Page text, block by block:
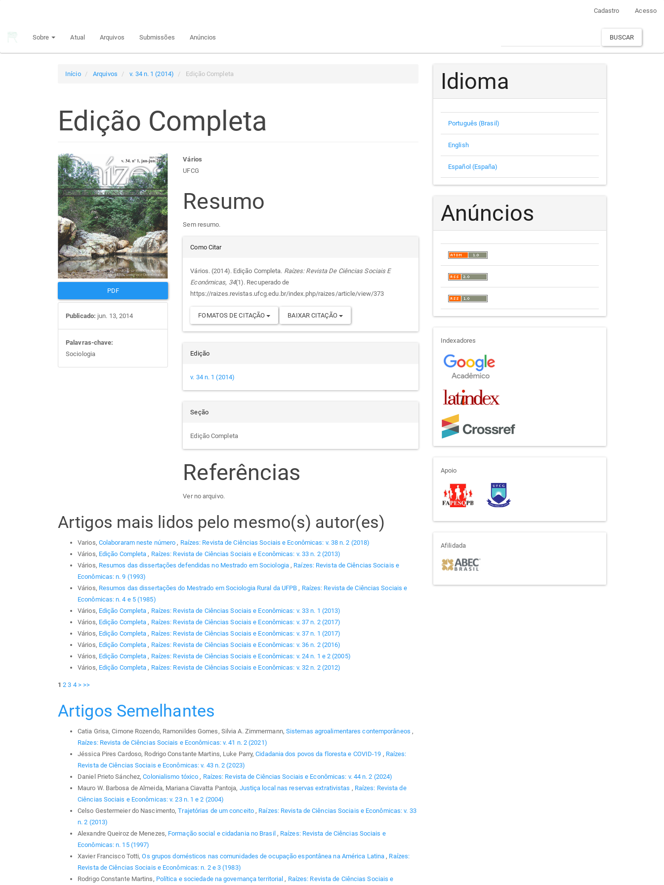
principal
Cadastro Acesso
Sobre Atual Arquivos Submissões Anúncios BUSCAR
Início Arquivos v. 34 n. 1 (2014) Edição Completa
Edição Completa
Barra
lateral
de
artigos
PDF
Publicado: jun. 13, 2014
Palavras-chave:
Sociologia
Conteúdo
do
artigo
principal
Vários
UFCG
Resumo
Sem resumo.
Detalhes
do
artigo
Como Citar
Vários. (2014). Edição Completa. Raízes: Revista De Ciências Sociais E
Econômicas, 34(1). Recuperado de
https://raizes.revistas.ufcg.edu.br/index.php/raizes/article/view/373
FOMATOS DE CITAÇÃO BAIXAR CITAÇÃO
Edição
v. 34 n. 1 (2014)
Seção
Edição Completa
Referências
Ver no arquivo.
Artigos mais lidos pelo mesmo(s) autor(es)
Varios, Colaboraram neste número, Raízes: Revista de Ciências Sociais e Econômicas: v. 38 n. 2 (2018)
Vários, Edição Completa, Raízes: Revista de Ciências Sociais e Econômicas: v. 33 n. 2 (2013)
Vários, Resumos das dissertações defendidas no Mestrado em Sociologia, Raízes: Revista de Ciências Sociais e
Econômicas: n. 9 (1993)
Vários, Resumos das dissertações do Mestrado em Sociologia Rural da UFPB, Raízes: Revista de Ciências Sociais e
Econômicas: n. 4 e 5 (1985)
Vários, Edição Completa, Raízes: Revista de Ciências Sociais e Econômicas: v. 33 n. 1 (2013)
Vários, Edição Completa, Raízes: Revista de Ciências Sociais e Econômicas: v. 37 n. 2 (2017)
Vários, Edição Completa, Raízes: Revista de Ciências Sociais e Econômicas: v. 37 n. 1 (2017)
Vários, Edição Completa, Raízes: Revista de Ciências Sociais e Econômicas: v. 36 n. 2 (2016)
Vários, Edição Completa, Raízes: Revista de Ciências Sociais e Econômicas: v. 24 n. 1 e 2 (2005)
Vários, Edição Completa, Raízes: Revista de Ciências Sociais e Econômicas: v. 32 n. 2 (2012)
1 2 3 4 > >>
Artigos Semelhantes
Catia Grisa, Cimone Rozendo, Ramonildes Gomes, Silvia A. Zimmermann, Sistemas agroalimentares contemporâneos ,
Raízes: Revista de Ciências Sociais e Econômicas: v. 41 n. 2 (2021)
Jéssica Pires Cardoso, Rodrigo Constante Martins, Luke Parry,Cidadania dos povos da floresta e COVID-19 , Raízes:
Revista de Ciências Sociais e Econômicas: v. 43 n. 2 (2023)
Daniel Prieto Sánchez,Colonialismo tóxico, Raízes: Revista de Ciências Sociais e Econômicas: v. 44 n. 2 (2024)
Mauro W. Barbosa de Almeida, Mariana Ciavatta Pantoja, Justiça local nas reservas extrativistas , Raízes: Revista de
Ciências Sociais e Econômicas: v. 23 n. 1 e 2 (2004)
Celso Gestermeier do Nascimento,Trajetórias de um conceito, Raízes: Revista de Ciências Sociais e Econômicas: v. 33
n. 2 (2013)
Alexandre Queiroz de Menezes, Formação social e cidadania no Brasil , Raízes: Revista de Ciências Sociais e
Econômicas: n. 15 (1997)
Xavier Francisco Totti,Os grupos domésticos nas comunidades de ocupação espontânea na América Latina, Raízes:
Revista de Ciências Sociais e Econômicas: n. 2 e 3 (1983)
Rodrigo Constante Martins, Política e sociedade na governança territorial, Raízes: Revista de Ciências Sociais e
Idioma
Português (Brasil)
English
Español (España)
Anúncios
indexadores
Indexadores
apoio
Apoio
afiliada
Afilidada